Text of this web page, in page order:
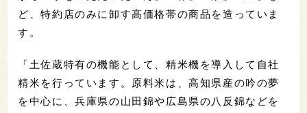
ど、特約店のみに卸す高価格帯の商品を造っていま
す。
「土佐蔵特有の機能として、精米機を導入して自社
精米を行っています。原料米は、高知県産の吟の夢
を中心に、兵庫県の山田錦や広島県の八反錦などを